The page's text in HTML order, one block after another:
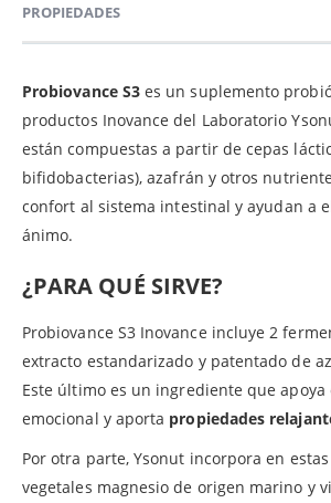
PROPIEDADES
Probiovance S3es un suplemento
productos Inovance del Laboratorio
están compuestas a partir de cepas
bifidobacterias), azafrán y otros
confort al sistema intestinal y ayudan a
ánimo.
¿PARA QUÉ SIRVE?
Probiovance S3 Inovance incluye 2
extracto estandarizado y patentado de
Este último es un ingrediente que
emocional y aporta propiedades
Por otra parte, Ysonut incorpora en
vegetales magnesio de origen marino y